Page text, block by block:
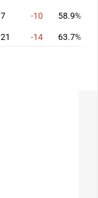
7 -10 58.9%
21 -14 63.7%